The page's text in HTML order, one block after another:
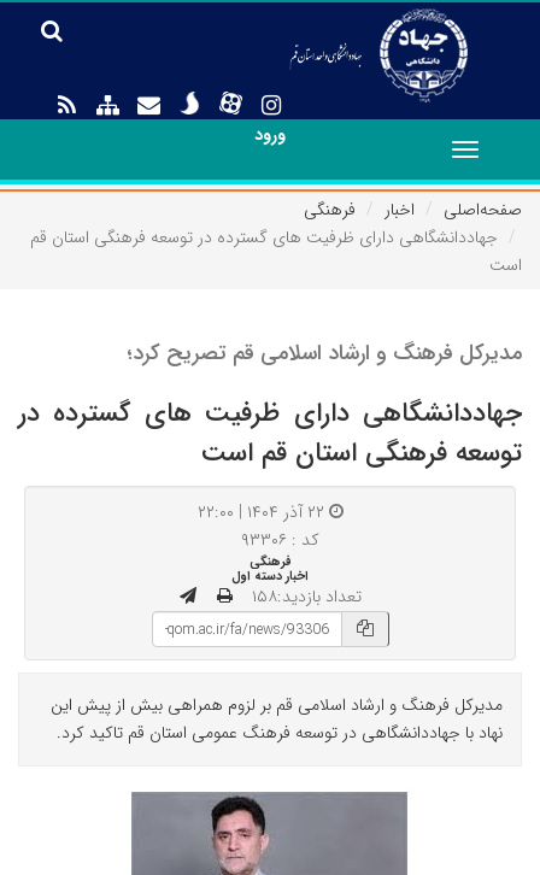
ورود
Toggle
navigation
صفحه‌اصلی
اخبار
فرهنگی
جهاددانشگاهی دارای ظرفیت های گسترده در توسعه فرهنگی استان قم
است
مدیرکل فرهنگ و ارشاد اسلامی قم تصریح کرد؛
جهاددانشگاهی دارای ظرفیت های گسترده در
توسعه فرهنگی استان قم است
کد : ۹۳۳۰۶
فرهنگی
اخبار دسته اول
تعداد بازدید:۱۵۸
مدیرکل فرهنگ و ارشاد اسلامی قم بر لزوم همراهی بیش از پیش این
نهاد با جهاددانشگاهی در توسعه فرهنگ عمومی استان قم تاکید کرد.